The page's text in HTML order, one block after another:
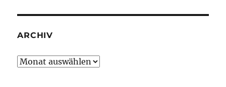
ARCHIV
Archiv